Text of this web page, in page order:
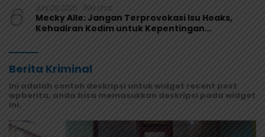
6 Juni 29, 2026 999 Lihat
Mecky Alle: Jangan Terprovokasi Isu Hoaks,
Kehadiran Kodim untuk Kepentingan
Berita Kriminal
Ini adalah contoh deskripsi untuk widget recent post
wpberita, anda bisa memasukkan deskripsi pada widget
ini.